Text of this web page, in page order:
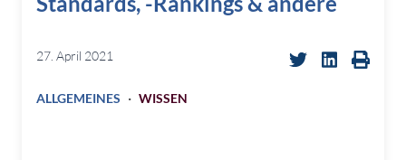
27. April 2021
ALLGEMEINES · WISSEN